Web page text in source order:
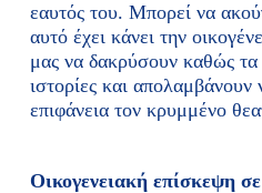
εαυτός του. Μπορεί να
αυτό έχει κάνει την
μας να δακρύσουν καθώς τα
ιστορίες και απολαμβάνουν
επιφάνεια τον κρυμμένο
Οικογενειακή επίσκεψη